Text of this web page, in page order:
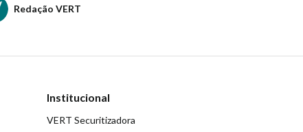
Redação VERT
Institucional
VERT Securitizadora